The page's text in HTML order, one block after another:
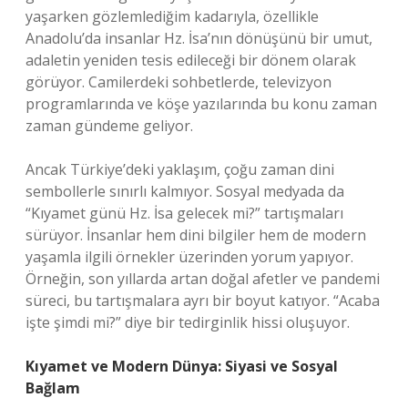
yaşarken gözlemlediğim kadarıyla, özellikle
Anadolu’da insanlar Hz. İsa’nın dönüşünü bir umut,
adaletin yeniden tesis edileceği bir dönem olarak
görüyor. Camilerdeki sohbetlerde, televizyon
programlarında ve köşe yazılarında bu konu zaman
zaman gündeme geliyor.
Ancak Türkiye’deki yaklaşım, çoğu zaman dini
sembollerle sınırlı kalmıyor. Sosyal medyada da
“Kıyamet günü Hz. İsa gelecek mi?” tartışmaları
sürüyor. İnsanlar hem dini bilgiler hem de modern
yaşamla ilgili örnekler üzerinden yorum yapıyor.
Örneğin, son yıllarda artan doğal afetler ve pandemi
süreci, bu tartışmalara ayrı bir boyut katıyor. “Acaba
işte şimdi mi?” diye bir tedirginlik hissi oluşuyor.
Kıyamet ve Modern Dünya: Siyasi ve Sosyal
Bağlam